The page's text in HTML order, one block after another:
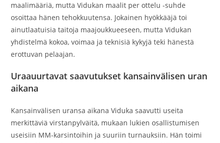
maalimääriä, mutta Vidukan maalit per ottelu -suhde
osoittaa hänen tehokkuutensa. Jokainen hyökkääjä toi
ainutlaatuisia taitoja maajoukkueeseen, mutta Vidukan
yhdistelmä kokoa, voimaa ja teknisiä kykyjä teki hänestä
erottuvan pelaajan.
Uraauurtavat saavutukset kansainvälisen uran
aikana
Kansainvälisen uransa aikana Viduka saavutti useita
merkittäviä virstanpylväitä, mukaan lukien osallistumisen
useisiin MM-karsintoihin ja suuriin turnauksiin. Hän toimi